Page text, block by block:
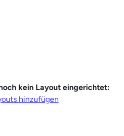
kein Layout eingerichtet:
hinzufügen